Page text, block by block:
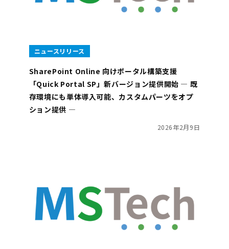
ニュースリリース
SharePoint Online 向けポータル構築支援
「Quick Portal SP」新バージョン提供開始 ― 既
存環境にも単体導入可能、カスタムパーツをオプ
ション提供 ―
2026年2月9日